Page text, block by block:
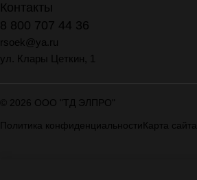
Контакты
8 800 707 44 36
rsoek@ya.ru
ул. Клары Цеткин, 1
© 2026 ООО "ТД ЭЛПРО"
Политика конфиденциальности Карта сайта